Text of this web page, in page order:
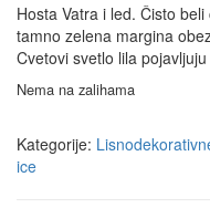
Hosta Vatra i led. Čisto
tamno zelena margina
Cvetovi svetlo lila
Nema na zalihama
Kategorije:
ice